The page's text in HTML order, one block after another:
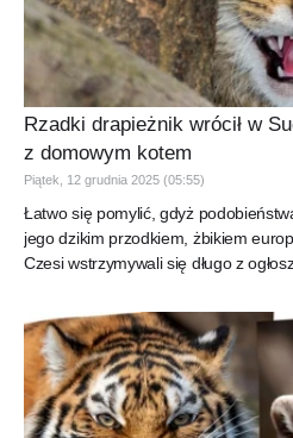
Rzadki drapieżnik wrócił w
z domowym kotem
Piątek, 12 grudnia 2025 (05:55)
Łatwo się pomylić, gdyż
jego dzikim przodkiem, żbikiem
Czesi wstrzymywali się długo z